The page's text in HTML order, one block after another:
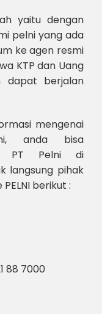
yaitu dengan
pelni yang ada
ke agen resmi
KTP dan Uang
dapat berjalan
mengenai
anda bisa
PT Pelni di
langsung pihak
berikut :
88 7000